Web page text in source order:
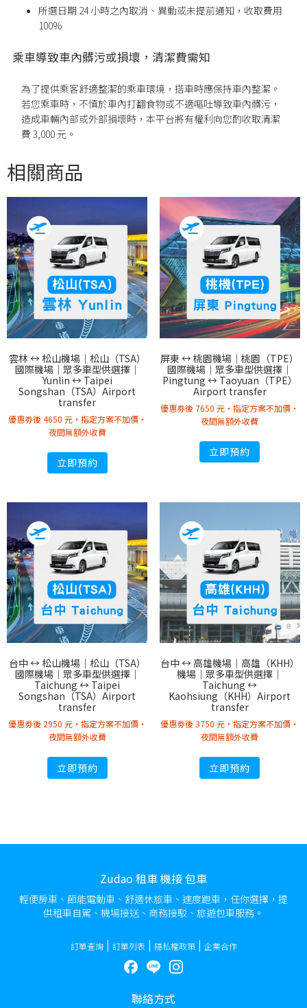
所選日期 24小時之內取消、異動或未提前通知，收取費用
100%
乘車導致車內髒污或損壞，清潔費需知
為了提供乘客舒適整潔的乘車環境，搭車時應保持車內整潔。
若您乘車時，不慎於車內打翻食物或不適嘔吐導致車內髒污，
造成車輛內部或外部損壞時，本平台將有權利向您酌收取清潔
費 3,000 元。
相關商品
雲林 ↔︎ 松山機場｜松山（TSA）
國際機場｜眾多車型供選擇｜
Yunlin ↔︎ Taipei
Songshan（TSA）Airport
transfer
優惠劵後 4650 元・指定方案不加價・
夜間無額外收費
立即預約
屏東 ↔︎ 桃園機場｜桃園（TPE）
國際機場｜眾多車型供選擇｜
Pingtung ↔︎ Taoyuan（TPE）
Airport transfer
優惠劵後 7650 元・指定方案不加價・
夜間無額外收費
立即預約
台中 ↔︎ 松山機場｜松山（TSA）
國際機場｜眾多車型供選擇｜
Taichung ↔︎ Taipei
Songshan（TSA）Airport
transfer
優惠劵後 2950 元・指定方案不加價・
夜間無額外收費
立即預約
台中 ↔︎ 高雄機場｜高雄（KHH）
機場｜眾多車型供選擇｜
Taichung ↔︎
Kaohsiung（KHH）Airport
transfer
優惠劵後 3750 元・指定方案不加價・
夜間無額外收費
立即預約
Zudao 租車 機接 包車
輕便房車、節能電動車、舒適休旅車、速度跑車，任你選擇，提
供租車自駕、機場接送、商務接駁、旅遊包車服務。
訂單查詢 訂單列表 隱私權政策 企業合作
聯絡方式